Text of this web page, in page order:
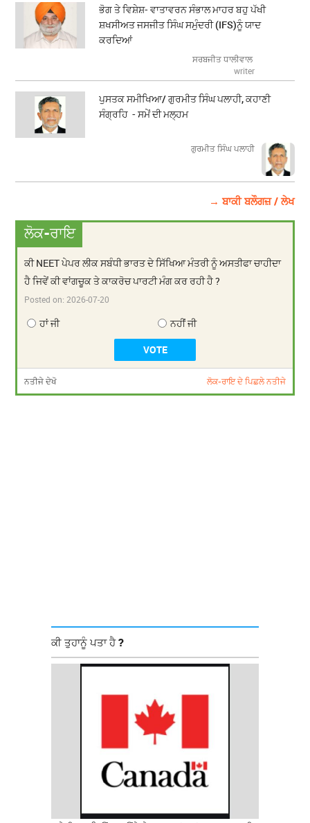
ਭੋਗ ਤੇ ਵਿਸ਼ੇਸ਼- ਵਾਤਾਵਰਨ ਸੰਭਾਲ ਮਾਹਰ ਬਹੁ ਪੱਖੀ
ਸ਼ਖਸੀਅਤ ਜਸਜੀਤ ਸਿੰਘ ਸਮੁੰਦਰੀ (IFS)ਨੂੰ ਯਾਦ
ਕਰਦਿਆਂ
ਸਰਬਜੀਤ ਧਾਲੀਵਾਲ
writer
ਪੁਸਤਕ ਸਮੀਖਿਆ/ ਗੁਰਮੀਤ ਸਿੰਘ ਪਲਾਹੀ, ਕਹਾਣੀ
ਸੰਗ੍ਰਹਿ - ਸਮੇਂ ਦੀ ਮਲ੍ਹਮ
ਗੁਰਮੀਤ ਸਿੰਘ ਪਲਾਹੀ
→ ਬਾਕੀ ਬਲੌਗਜ਼ / ਲੇਖ
ਲੋਕ-ਰਾਇ
ਕੀ NEET ਪੇਪਰ ਲੀਕ ਸਬੰਧੀ ਭਾਰਤ ਦੇ ਸਿੱਖਿਆ ਮੰਤਰੀ ਨੂੰ ਅਸਤੀਫਾ ਚਾਹੀਦਾ
ਹੈ ਜਿਵੇਂ ਕੀ ਵਾਂਗਚੂਕ ਤੇ ਕਾਕਰੋਚ ਪਾਰਟੀ ਮੰਗ ਕਰ ਰਹੀ ਹੈ ?
Posted on:2026-07-20
ਹਾਂ ਜੀ ਨਹੀਂ ਜੀ
ਨਤੀਜੇ ਦੇਖੋ ਲੋਕ-ਰਾਇ ਦੇ ਪਿਛਲੇ ਨਤੀਜੇ
ਕੀ ਤੁਹਾਨੂੰ ਪਤਾ ਹੈ ?